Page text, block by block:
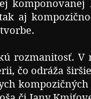
komponovanej
aj
rozmanitosť. V
čo odráža